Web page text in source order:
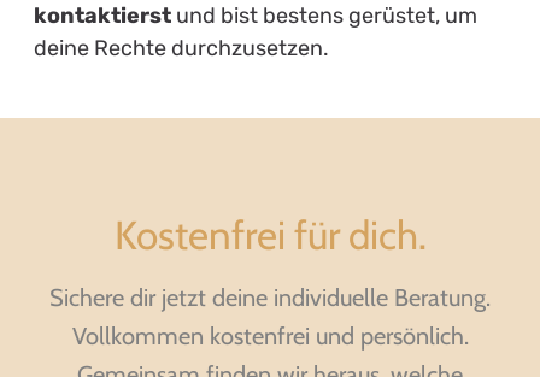
kontaktierstund bist bestens gerüstet, um
deine Rechte durchzusetzen.
Kostenfrei für dich.
Sichere dir jetzt deine individuelle Beratung.
Vollkommen kostenfrei und persönlich.